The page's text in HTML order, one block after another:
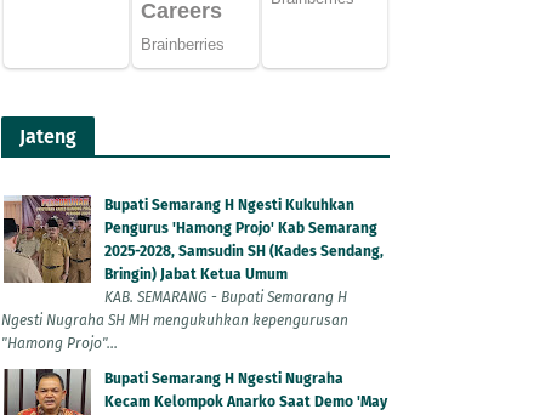
Jateng
Bupati Semarang H Ngesti Kukuhkan
Pengurus 'Hamong Projo' Kab Semarang
2025-2028, Samsudin SH (Kades Sendang,
Bringin) Jabat Ketua Umum
KAB. SEMARANG - Bupati Semarang H
Ngesti Nugraha SH MH mengukuhkan kepengurusan
"Hamong Projo"...
Bupati Semarang H Ngesti Nugraha
Kecam Kelompok Anarko Saat Demo 'May